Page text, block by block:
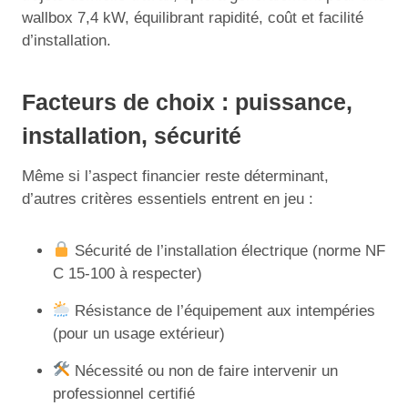
wallbox 7,4 kW, équilibrant rapidité, coût et facilité
d’installation.
Facteurs de choix : puissance,
installation, sécurité
Même si l’aspect financier reste déterminant,
d’autres critères essentiels entrent en jeu :
Sécurité de l’installation électrique (norme NF
C 15-100 à respecter)
Résistance de l’équipement aux intempéries
(pour un usage extérieur)
Nécessité ou non de faire intervenir un
professionnel certifié